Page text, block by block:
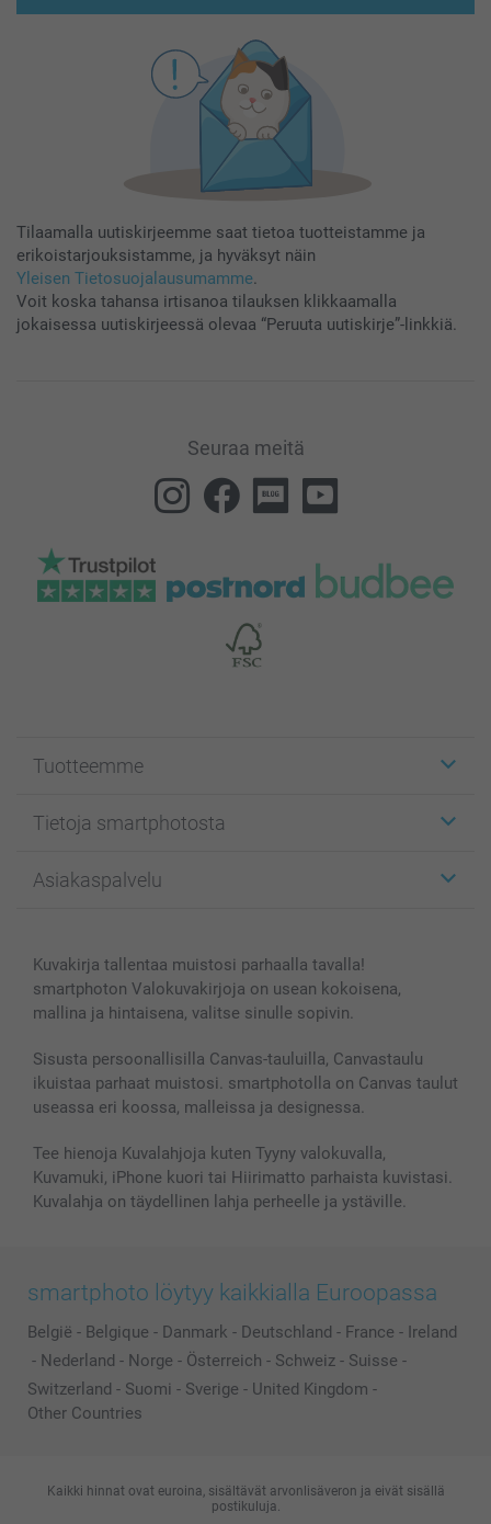
Tilaamalla uutiskirjeemme saat tietoa tuotteistamme ja
erikoistarjouksistamme, ja hyväksyt näin
Yleisen Tietosuojalausumamme.
Voit koska tahansa irtisanoa tilauksen klikkaamalla
jokaisessa uutiskirjeessä olevaa “Peruuta uutiskirje”-linkkiä.
Seuraa meitä
Tuotteemme
Kuvakortit
Kuvakirjat
Kännykkä & Tabletti
MyNameBook
Valokuvakehykset & Lisätarvikkeet
Lahjakortti
Kaikki kuvatuotteet
Tietoja smartphotosta
Affiliate ohjelma
Sivukartta
Ehdot/takuut
Asiakaspalvelu
smartbonus
Hinnat & maksutavat
Kuvakirja tallentaa muistosi parhaalla tavalla!
smartphoton Valokuvakirjoja on usean kokoisena,
mallina ja hintaisena, valitse sinulle sopivin.
Sisusta persoonallisilla Canvas-tauluilla, Canvastaulu
ikuistaa parhaat muistosi. smartphotolla on Canvas taulut
useassa eri koossa, malleissa ja designessa.
Tee hienoja Kuvalahjoja kuten Tyyny valokuvalla,
Kuvamuki, iPhone kuori tai Hiirimatto parhaista kuvistasi.
Kuvalahja on täydellinen lahja perheelle ja ystäville.
smartphoto löytyy kaikkialla Euroopassa
België - Belgique - Danmark - Deutschland - France - Ireland
- Nederland - Norge - Österreich - Schweiz - Suisse -
Switzerland - Suomi - Sverige - United Kingdom -
Other Countries
Kaikki hinnat ovat euroina, sisältävät arvonlisäveron ja eivät sisällä
postikuluja.